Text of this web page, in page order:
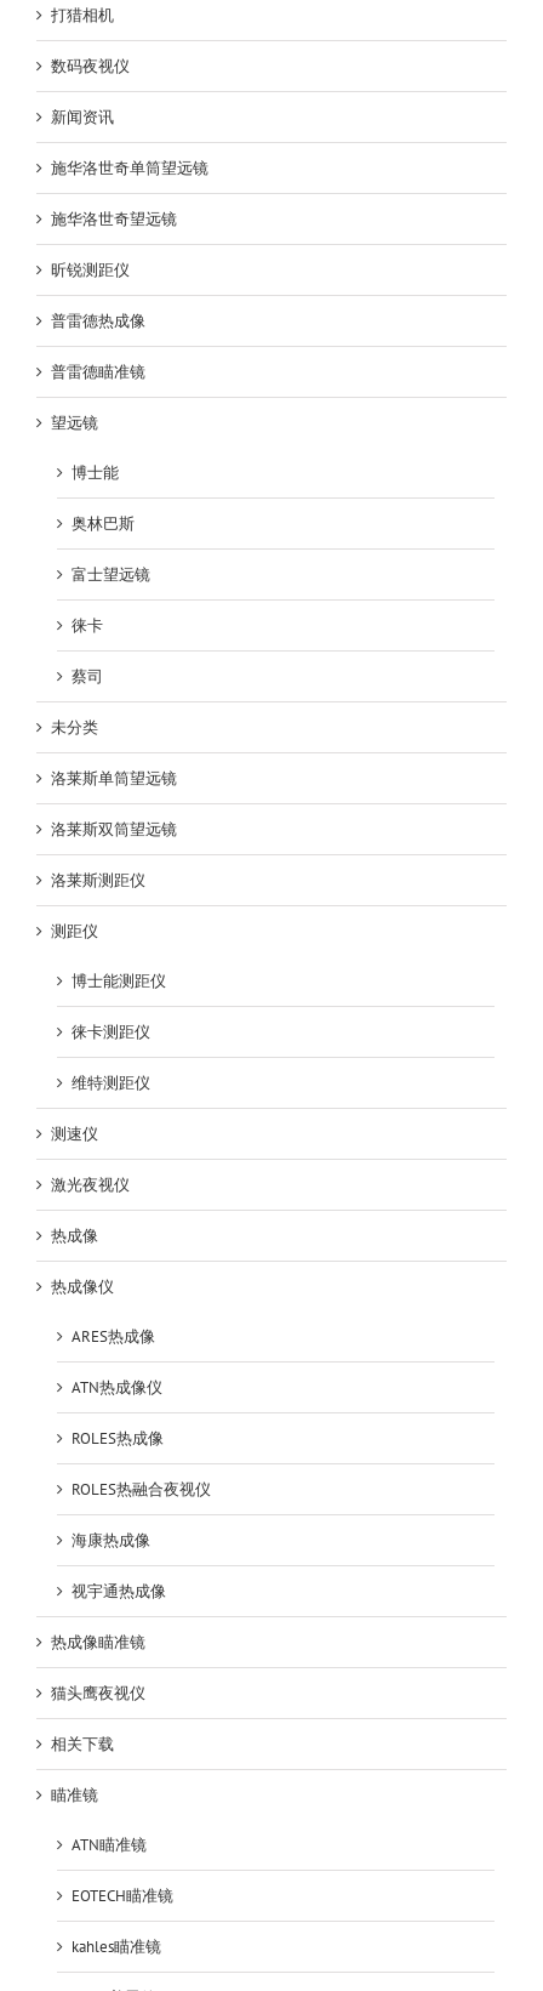
打猎相机
数码夜视仪
新闻资讯
施华洛世奇单筒望远镜
施华洛世奇望远镜
昕锐测距仪
普雷德热成像
普雷德瞄准镜
望远镜
博士能
奥林巴斯
富士望远镜
徕卡
蔡司
未分类
洛莱斯单筒望远镜
洛莱斯双筒望远镜
洛莱斯测距仪
测距仪
博士能测距仪
徕卡测距仪
维特测距仪
测速仪
激光夜视仪
热成像
热成像仪
ARES热成像
ATN热成像仪
ROLES热成像
ROLES热融合夜视仪
海康热成像
视宇通热成像
热成像瞄准镜
猫头鹰夜视仪
相关下载
瞄准镜
ATN瞄准镜
EOTECH瞄准镜
kahles瞄准镜